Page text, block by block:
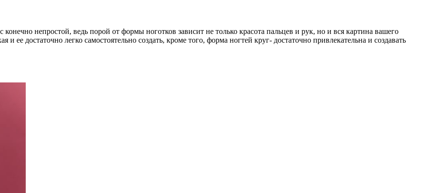
непростой, ведь порой от формы ноготков зависит не только красота пальцев и рук, но и вся картина вашего
ее достаточно легко самостоятельно создать, кроме того, форма ногтей круг- достаточно привлекательна и создавать